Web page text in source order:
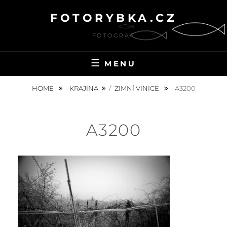
FOTORYBKA.CZ
FOTOGRAF
MENU
HOME KRAJINA / ZIMNÍ VINICE A3200
A3200